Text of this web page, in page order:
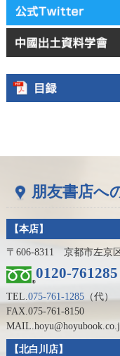
朋友書店へ
【本店】
〒606-8311 京都市左京
0120-761285
TEL.075-761-1285（代）
FAX.075-761-8150
【北白川店】